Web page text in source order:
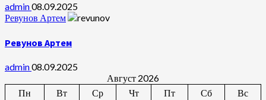
admin08.09.2025
Ревунов Артем
Ревунов Артем
admin08.09.2025
Август 2026
Пн
Вт Ср Чт Пт Сб
Вс